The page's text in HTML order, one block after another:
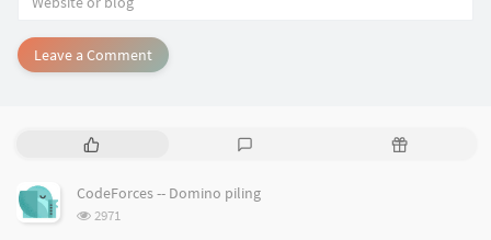
Leave a Comment
P
p
u
e
R
CodeForces -- Domino piling
浏
2971